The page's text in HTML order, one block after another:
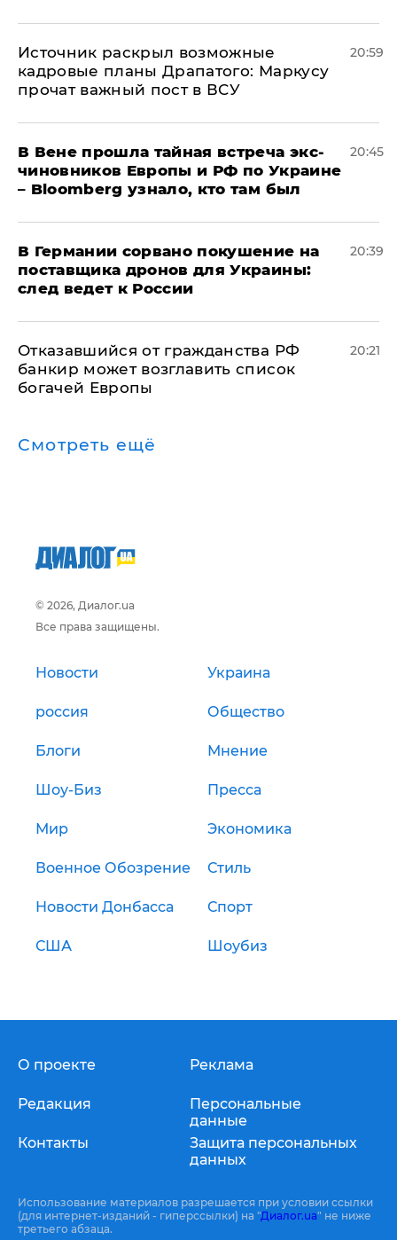
​Источник раскрыл возможные
кадровые планы Драпатого: Маркусу
прочат важный пост в ВСУ
20:59
В Вене прошла тайная встреча экс-
чиновников Европы и РФ по Украине
– Bloomberg узнало, кто там был
20:45
​В Германии сорвано покушение на
поставщика дронов для Украины:
след ведет к России
20:39
Отказавшийся от гражданства РФ
банкир может возглавить список
богачей Европы
20:21
Смотреть ещё
© 2026, Диалог.ua
Все права защищены.
Новости Украина
россия Общество
Блоги Мнение
Шоу-Биз Пресса
Мир Экономика
Военное Обозрение Стиль
Новости Донбасса Спорт
США Шоубиз
О проекте
Редакция
Контакты
Реклама
Персональные
данные
Защита персональных
данных
Использование материалов разрешается при условии ссылки
(для интернет-изданий - гиперссылки) на "Диалог.ua" не ниже
третьего абзаца.